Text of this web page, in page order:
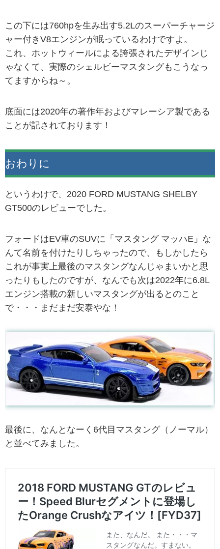
この下には760hpを生み出す5.2Lのスーパーチャージ
ャー付きV8エンジンが眠っているわけですよ。
これ、ホットウィールによる誇張されたデザインじ
ゃなくて、実際のシェルビーマスタングもこうなっ
てますからね～。
底面には2020年の著作年およびマレーシア製である
ことが記されております！
おわりに
というわけで、2020 FORD MUSTANG SHELBY
GT500のレビューでした。
フォードはEV車のSUVに「マスタング マッハE」な
んて名前を付けたりしちゃったので、もしかしたら
これが事実上最後のマスタングなんじゃまいかと思
ったりもしたのですが、なんでも次は2022年に6.8L
エンジン搭載の新しいマスタングが出るとのこと
で・・・まだまだ安泰やな！
最後に、なんとなーく6代目マスタング（ノーマル）
と並べてみました。